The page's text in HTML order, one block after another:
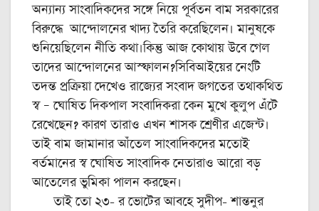
অন্যান্য সাংবাদিকদের সঙ্গে নিয়ে পূর্বতন বাম সরকারের
বিরুদ্ধে আন্দোলনের খাদ্য তৈরি করেছিলেন। মানুষকে
শুনিয়েছিলেন নীতি কথা।কিন্তু আজ কোথায় উবে গেল
তাদের আন্দোলনের আস্ফালন?সিবিআইয়ের নেংটি
তদন্ত প্রক্রিয়া দেখেও রাজ্যের সংবাদ জগতের তথাকথিত
স্ব – ঘোষিত দিকপাল সংবাদিকরা কেন মুখে কুলুপ এঁটে
রেখেছেন? কারণ তারাও এখন শাসক শ্রেণীর এজেন্ট।
তাই বাম জামানার আঁতেল সাংবাদিকদের মতোই
বর্তমানের স্ব ঘোষিত সাংবাদিক নেতারাও আরো বড়
আতেলের ভুমিকা পালন করছেন।
তাই তো ২৩- র ভোটের আবহে সুদীপ- শান্তনুর